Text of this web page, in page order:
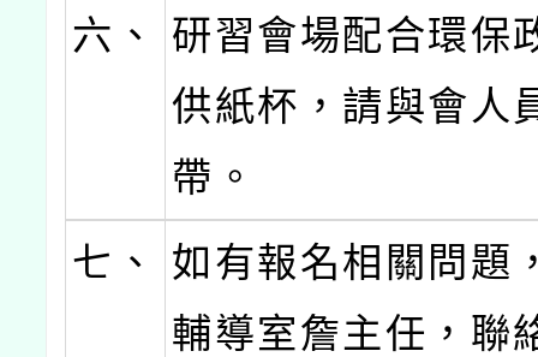
六、
研習會場配合環保
供紙杯，請與會人
帶。
七、
如有報名相關問題
輔導室詹主任，聯